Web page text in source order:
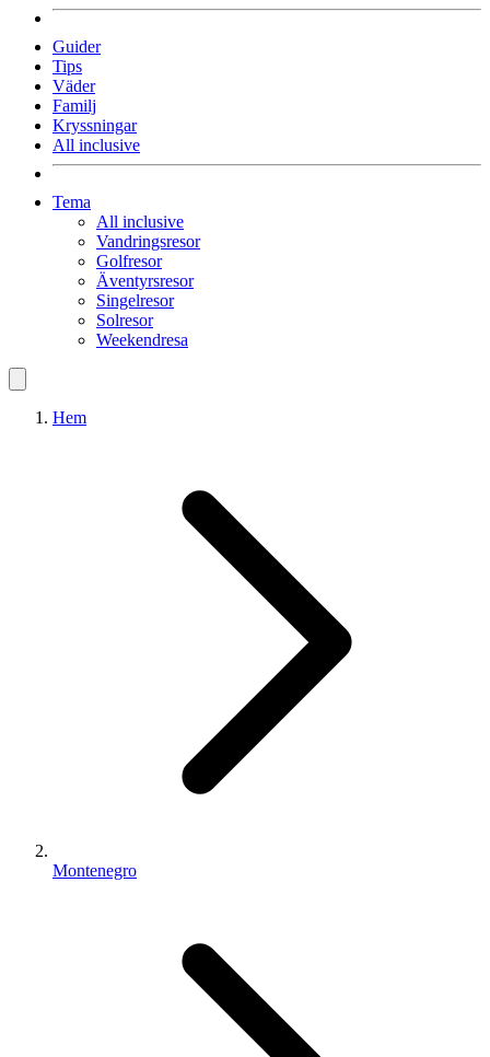
Guider
Tips
Väder
Familj
Kryssningar
All inclusive
Tema
All inclusive
Vandringsresor
Golfresor
Äventyrsresor
Singelresor
Solresor
Weekendresa
Hem
Montenegro